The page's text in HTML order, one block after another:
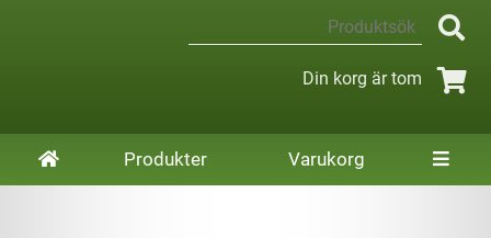
Din korg är tom
Produkter Varukorg